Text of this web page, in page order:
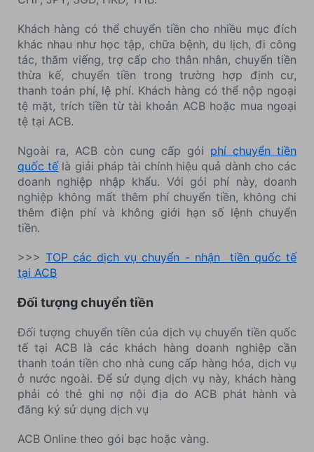
Khách hàng có thể chuyển tiền cho nhiều mục đích
khác nhau như học tập, chữa bệnh, du lịch, đi công
tác, thăm viếng, trợ cấp cho thân nhân, chuyển tiền
thừa kế, chuyển tiền trong trường hợp định cư,
thanh toán phí, lệ phí. Khách hàng có thể nộp ngoại
tệ mặt, trích tiền từ tài khoản ACB hoặc mua ngoại
tệ tại ACB.
Ngoài ra, ACB còn cung cấp gói phí chuyển tiền
quốc tếlà giải pháp tài chính hiệu quả dành cho các
doanh nghiệp nhập khẩu. Với gói phí này, doanh
nghiệp không mất thêm phí chuyển tiền, không chi
thêm điện phí và không giới hạn số lệnh chuyển
tiền.
>>>TOP các dịch vụ chuyển - nhận tiền quốc tế
tại ACB
Đối tượng chuyển tiền
Đối tượng chuyển tiền của dịch vụ chuyển tiền quốc
tế tại ACB là các khách hàng doanh nghiệp cần
thanh toán tiền cho nhà cung cấp hàng hóa, dịch vụ
ở nước ngoài. Để sử dụng dịch vụ này, khách hàng
phải có thẻ ghi nợ nội địa do ACB phát hành và
đăng ký sử dụng dịch vụ
ACB Online theo gói bạc hoặc vàng.